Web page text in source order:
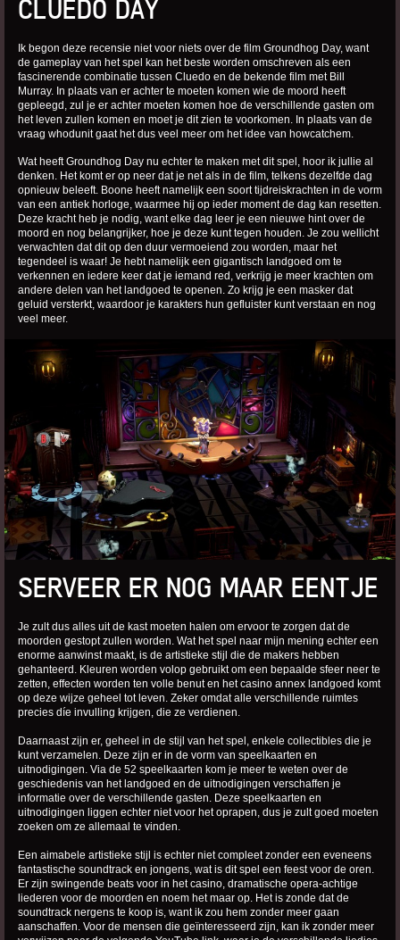
CLUEDO DAY
Ik begon deze recensie niet voor niets over de film Groundhog Day, want
de gameplay van het spel kan het beste worden omschreven als een
fascinerende combinatie tussen Cluedo en de bekende film met Bill
Murray. In plaats van er achter te moeten komen wie de moord heeft
gepleegd, zul je er achter moeten komen hoe de verschillende gasten om
het leven zullen komen en moet je dit zien te voorkomen. In plaats van de
vraag whodunit gaat het dus veel meer om het idee van howcatchem.
Wat heeft Groundhog Day nu echter te maken met dit spel, hoor ik jullie al
denken. Het komt er op neer dat je net als in de film, telkens dezelfde dag
opnieuw beleeft. Boone heeft namelijk een soort tijdreiskrachten in de vorm
van een antiek horloge, waarmee hij op ieder moment de dag kan resetten.
Deze kracht heb je nodig, want elke dag leer je een nieuwe hint over de
moord en nog belangrijker, hoe je deze kunt tegen houden. Je zou wellicht
verwachten dat dit op den duur vermoeiend zou worden, maar het
tegendeel is waar! Je hebt namelijk een gigantisch landgoed om te
verkennen en iedere keer dat je iemand red, verkrijg je meer krachten om
andere delen van het landgoed te openen. Zo krijg je een masker dat
geluid versterkt, waardoor je karakters hun gefluister kunt verstaan en nog
veel meer.
SERVEER ER NOG MAAR EENTJE
Je zult dus alles uit de kast moeten halen om ervoor te zorgen dat de
moorden gestopt zullen worden. Wat het spel naar mijn mening echter een
enorme aanwinst maakt, is de artistieke stijl die de makers hebben
gehanteerd. Kleuren worden volop gebruikt om een bepaalde sfeer neer te
zetten, effecten worden ten volle benut en het casino annex landgoed komt
op deze wijze geheel tot leven. Zeker omdat alle verschillende ruimtes
precies díe invulling krijgen, die ze verdienen.
Daarnaast zijn er, geheel in de stijl van het spel, enkele collectibles die je
kunt verzamelen. Deze zijn er in de vorm van speelkaarten en
uitnodigingen. Via de 52 speelkaarten kom je meer te weten over de
geschiedenis van het landgoed en de uitnodigingen verschaffen je
informatie over de verschillende gasten. Deze speelkaarten en
uitnodigingen liggen echter niet voor het oprapen, dus je zult goed moeten
zoeken om ze allemaal te vinden.
Een aimabele artistieke stijl is echter niet compleet zonder een eveneens
fantastische soundtrack en jongens, wat is dit spel een feest voor de oren.
Er zijn swingende beats voor in het casino, dramatische opera-achtige
liederen voor de moorden en noem het maar op. Het is zonde dat de
soundtrack nergens te koop is, want ik zou hem zonder meer gaan
aanschaffen. Voor de mensen die geïnteresseerd zijn, kan ik zonder meer